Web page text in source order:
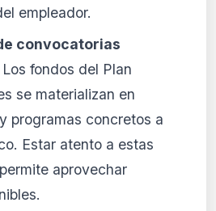
empleador.
convocatorias
Los fondos del Plan
se materializan en
programas concretos a
Estar atento a estas
aprovechar